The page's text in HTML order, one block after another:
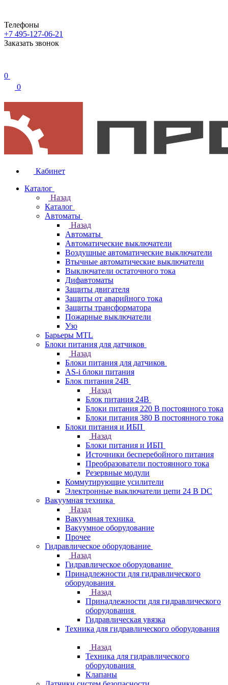
Телефоны
+7 495-127-06-21
Заказать звонок
0
0
Кабинет
Каталог
Назад
Каталог
Автоматы
Назад
Автоматы
Автоматические выключатели
Воздушные автоматические выключатели
Втычные автоматические выключатели
Выключатели остаточного тока
Дифавтоматы
Защиты двигателя
Защиты от аварийного тока
Защиты трансформатора
Пожарные выключатели
Узо
Барьеры MTL
Блоки питания для датчиков
Назад
Блоки питания для датчиков
AS-i блоки питания
Блок питания 24В
Назад
Блок питания 24В
Блоки питания 220 В постоянного тока
Блоки питания 380 В постоянного тока
Блоки питания и ИБП
Назад
Блоки питания и ИБП
Источники бесперебойного питания
Преобразователи постоянного тока
Резервные модули
Коммутирующие усилители
Электронные выключатели цепи 24 В DC
Вакуумная техника
Назад
Вакуумная техника
Вакуумное оборудование
Прочее
Гидравлическое оборудование
Назад
Гидравлическое оборудование
Принадлежности для гидравлического
оборудования
Назад
Принадлежности для гидравлического
оборудования
Гидравлическая увязка
Техника для гидравлического оборудования
Назад
Техника для гидравлического
оборудования
Клапаны